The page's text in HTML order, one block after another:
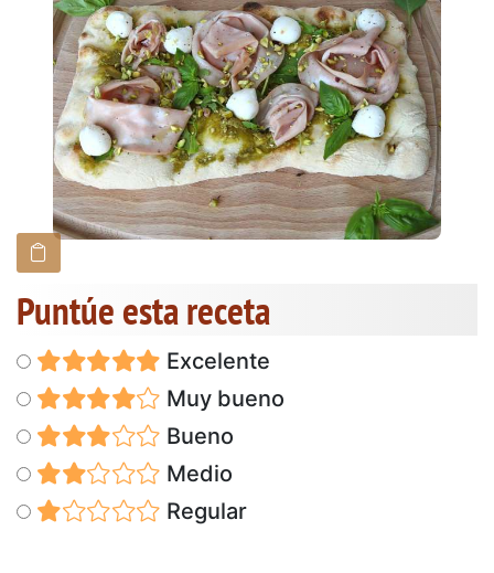
Puntúe esta receta
Excelente
Muy bueno
Bueno
Medio
Regular